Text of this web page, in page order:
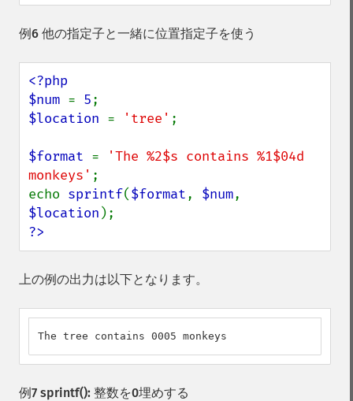
例6 他の指定子と一緒に位置指定子を使う
<?php
$num = 5
$location = 'tree' ;
$format =
'The %2$s contains %1$04d
monkeys' ;
echo sprintf($format, $num
$location
?>
上の例の出力は以下となります。
The tree contains 0005 monkeys
例7 sprintf(): 整数を0埋めする